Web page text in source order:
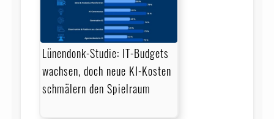
Lünendonk-Studie: IT-Budgets
wachsen, doch neue KI-Kosten
schmälern den Spielraum